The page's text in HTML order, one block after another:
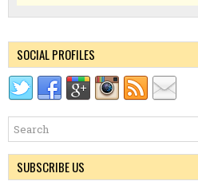
SOCIAL PROFILES
SUBSCRIBE US